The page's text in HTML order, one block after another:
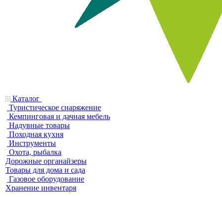
Каталог
Туристическое снаряжение
Кемпинговая и дачная мебель
Надувные товары
Походная кухня
Инструменты
Охота, рыбалка
Дорожные органайзеры
Товары для дома и сада
Газовое оборудование
Хранение инвентаря